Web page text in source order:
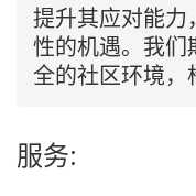
提升其应对能力
性的机遇。我们
全的社区环境，
服务: